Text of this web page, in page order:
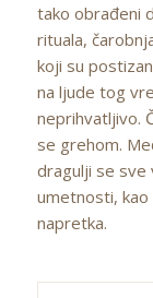
tako obrađeni
rituala,
koji su
na ljude tog
neprihvatljivo.
se grehom.
dragulji se sve
umetnosti,
napretka.